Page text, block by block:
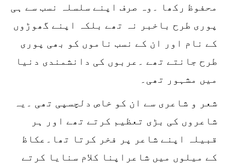
محفوظ رکھا ۔وہ صرف اپنے سلسلہ نسب سے ہی
پوری طرح باخبر نہ تھے بلکہ اپنے گھوڑوں
کے نام اور ان کے نسب ناموں کو بھی پوری
طرح جانتے تھے ۔عربوں کی دانشمندی دنیا
میں مشہور تھی۔
شعر و شاعری سے ان کو خاص دلچسپی تھی ۔یہ
شاعروں کی بڑی تعظیم کرتے تھے اور ہر
قبیلہ اپنے شاعر پر فخر کرتا تھا۔عکاظ
کے میلوں میں شاعراپنا کلام سنایا کرتے